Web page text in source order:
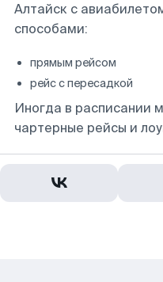
Алтайск с
способами:
прямым рейсом
рейс с пересадкой
Иногда в расписании
чартерные рейсы и